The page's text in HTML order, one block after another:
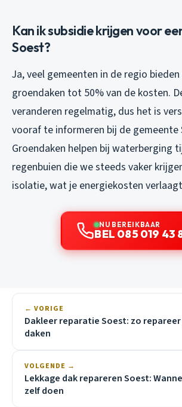
Kan ik subsidie krijgen voor
Soest?
Ja, veel gemeenten in de regio
groendaken tot 50% van de kosten.
veranderen regelmatig, dus het is
vooraf te informeren bij de gemeente
Groendaken helpen bij waterberging
regenbuien die we steeds vaker
isolatie, wat je energiekosten
NU BEREIKBAAR
BEL 085 019 43
← VORIGE
Dakleer reparatie Soest: zo
daken
VOLGENDE →
Lekkage dak repareren Soest:
zelf doen